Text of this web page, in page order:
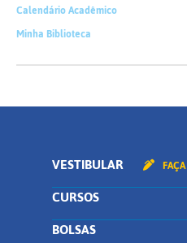
Calendário Acadêmico
Minha Biblioteca
VESTIBULAR
CURSOS
BOLSAS